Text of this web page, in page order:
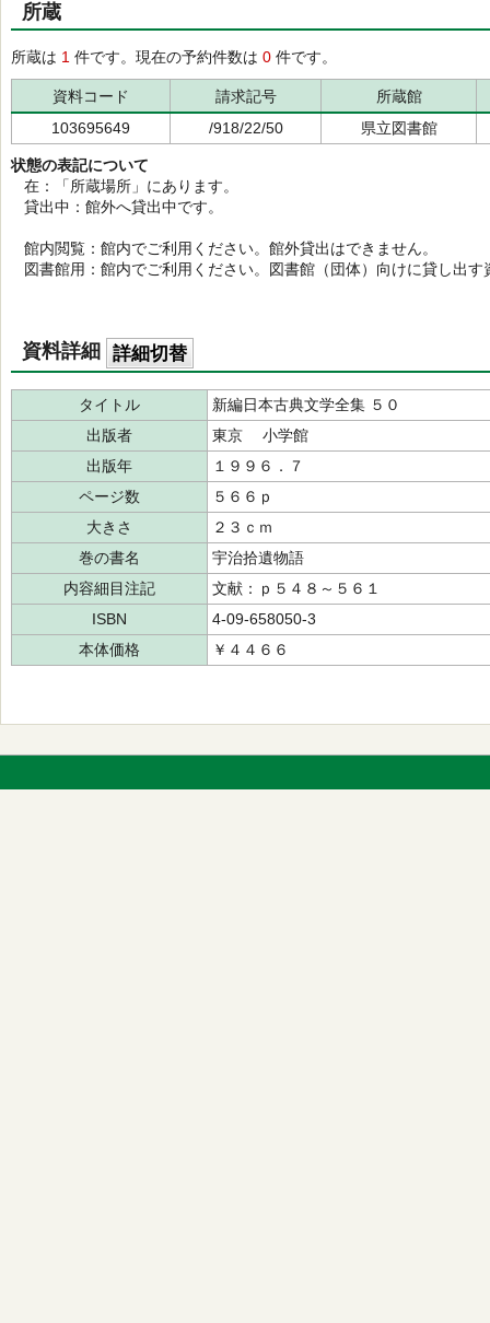
所蔵
所蔵は 1 件です。現在の予約件数は 0 件です。
資料コード 請求記号
所蔵館
103695649
/918/22/50 県立図書館
状態の表記について
在：「所蔵場所」にあります。
貸出中：館外へ貸出中です。
館内閲覧：館内でご利用ください。館外貸出はできません。
図書館用：館内でご利用ください。図書館（団体）向けに貸し出す
資料詳細 詳細切替
タイトル
新編日本古典文学全集 ５０
出版者
東京 小学館
出版年
１９９６．７
ページ数
５６６ｐ
大きさ
２３ｃｍ
巻の書名
宇治拾遺物語
内容細目注記
文献：ｐ５４８～５６１
ISBN
4-09-658050-3
本体価格
￥４４６６